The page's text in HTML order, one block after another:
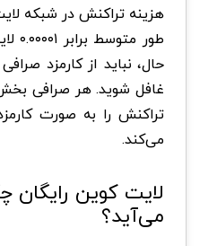
هزینه تراکنش در شبکه
طور
حال، نباید از کارمزد
غافل شوید. هر صرافی
تراکنش را به صورت
می‌کند.
لایت کوین
می‌آید؟